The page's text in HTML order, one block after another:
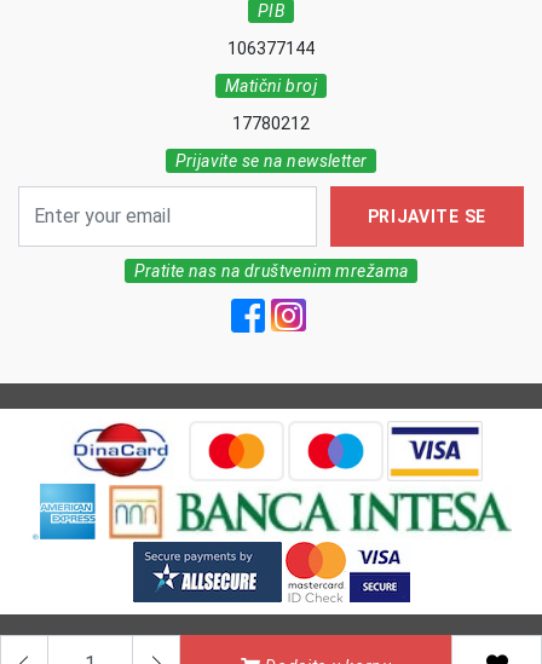
PIB
106377144
Matični broj
17780212
Prijavite se na newsletter
PRIJAVITE SE
Pratite nas na društvenim mrežama